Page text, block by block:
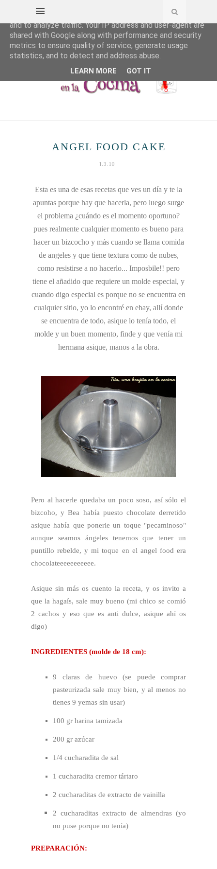
ANGEL FOOD CAKE
1.3.10
Esta es una de esas recetas que ves un día y te la
apuntas porque hay que hacerla, pero luego surge
el problema ¿cuándo es el momento oportuno?
pues realmente cualquier momento es bueno para
hacer un bizcocho y más cuando se llama comida
de angeles y que tiene textura como de nubes,
como resistirse a no hacerlo... Imposbile!! pero
tiene el añadido que requiere un molde especial, y
cuando digo especial es porque no se encuentra en
cualquier sitio, yo lo encontré en ebay, allí donde
se encuentra de todo, asique lo tenía todo, el
molde y un buen momento, finde y que venía mi
hermana asique, manos a la obra.
Pero al hacerle quedaba un poco soso, así sólo el
bizcoho, yBea había puesto chocolate derretido
asique había que ponerle un toque "pecaminoso"
aunque seamos ángeles tenemos que tener un
puntillo rebelde, y mi toque en el angel food era
chocolateeeeeeeeeee.
Asique sin más os cuento la receta, y os invito a
que la hagaís, sale muy bueno (mi chico se comió
2 cachos y eso que es anti dulce, asique ahí os
digo)
INGREDIENTES (molde de 18 cm):
9 claras de huevo (se puede comprar
pasteurizada sale muy bien, y al menos no
tienes 9 yemas sin usar)
100 gr harina tamizada
200 gr azúcar
1/4 cucharadita de sal
1 cucharadita cremor tártaro
2 cucharaditas de extracto de vainilla
2 cucharaditas extracto de almendras (yo
no puse porque no tenía)
PREPARACIÓN:
This site uses cookies from Google to deliver its services
and to analyze traffic. Your IP address and user-agent are
shared with Google along with performance and security
metrics to ensure quality of service, generate usage
statistics, and to detect and address abuse.
LEARN MORE GOT IT